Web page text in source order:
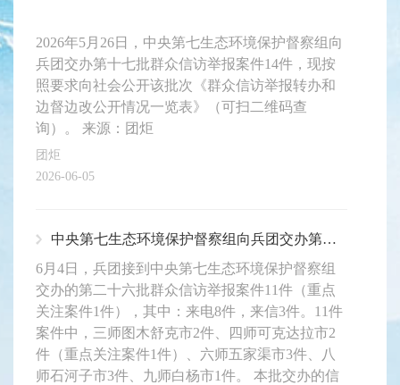
2026年5月26日，中央第七生态环境保护督察组向
兵团交办第十七批群众信访举报案件14件，现按
照要求向社会公开该批次《群众信访举报转办和
边督边改公开情况一览表》（可扫二维码查
询）。 来源：团炬
团炬
2026-06-05
中央第七生态环境保护督察组向兵团交办第二十六批群众信访举报案件11件
6月4日，兵团接到中央第七生态环境保护督察组
交办的第二十六批群众信访举报案件11件（重点
关注案件1件），其中：来电8件，来信3件。11件
案件中，三师图木舒克市2件、四师可克达拉市2
件（重点关注案件1件）、六师五家渠市3件、八
师石河子市3件、九师白杨市1件。 本批交办的信